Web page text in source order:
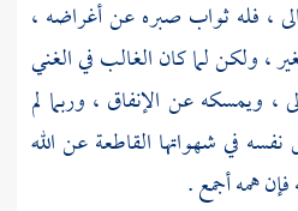
، فله ثواب صبره عن أغراضه ،
، ولكن لما كان الغالب في الغني
، ويمسكه عن الإنفاق ، وربما لم
في شهواتها القاطعة عن الله
همه أجمع .